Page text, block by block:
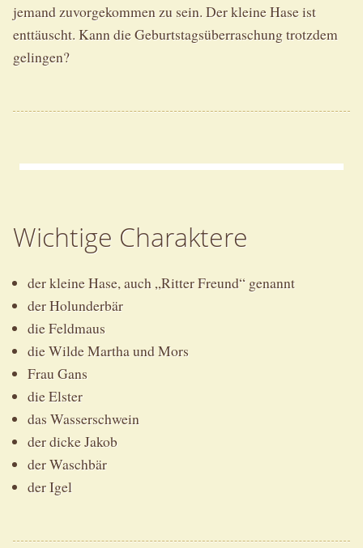
jemand zuvorgekommen zu sein. Der kleine Hase ist
enttäuscht. Kann die Geburtstagsüberraschung trotzdem
gelingen?
Wichtige Charaktere
der kleine Hase, auch „Ritter Freund“ genannt
der Holunderbär
die Feldmaus
die Wilde Martha und Mors
Frau Gans
die Elster
das Wasserschwein
der dicke Jakob
der Waschbär
der Igel